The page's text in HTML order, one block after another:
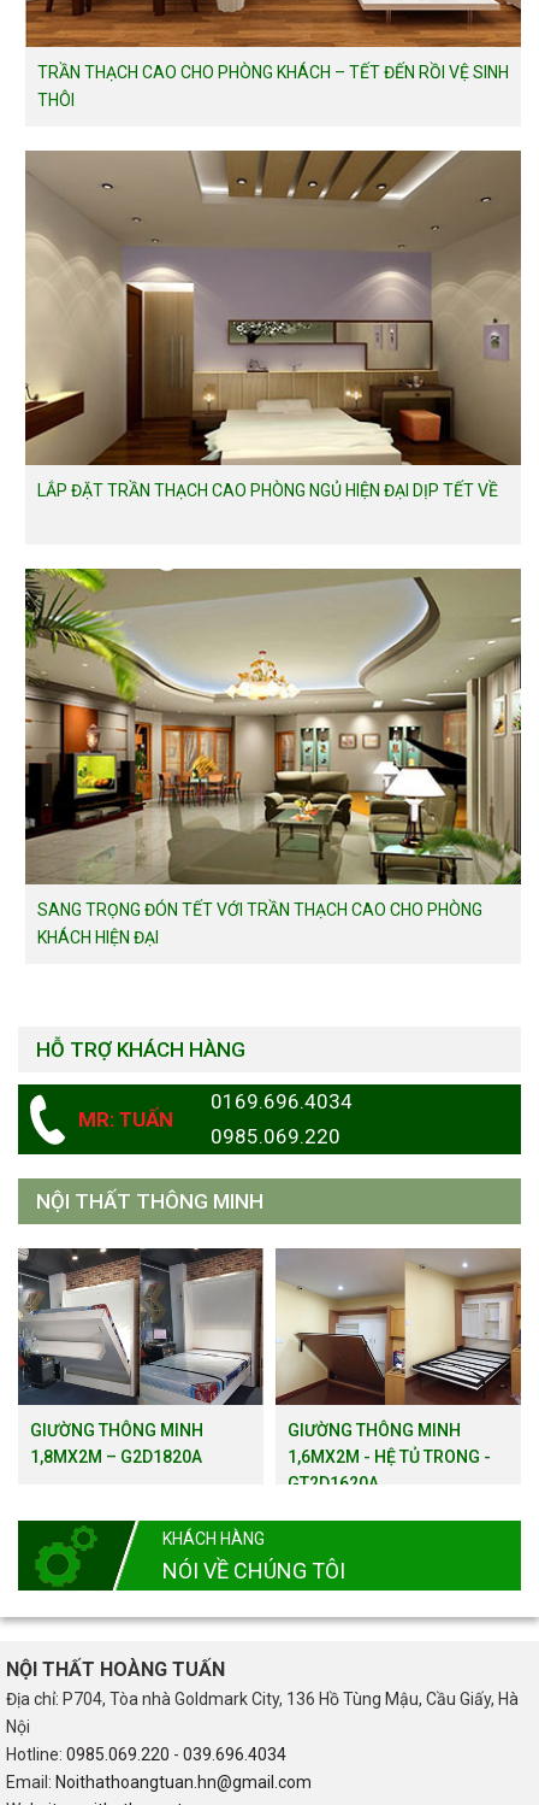
TRẦN THẠCH CAO CHO PHÒNG KHÁCH – TẾT ĐẾN RỒI VỆ SINH
THÔI
LẮP ĐẶT TRẦN THẠCH CAO PHÒNG NGỦ HIỆN ĐẠI DỊP TẾT VỀ
SANG TRỌNG ĐÓN TẾT VỚI TRẦN THẠCH CAO CHO PHÒNG
KHÁCH HIỆN ĐẠI
HỖ TRỢ KHÁCH HÀNG
MR: TUẤN
0169.696.4034
0985.069.220
NỘI THẤT THÔNG MINH
GIƯỜNG THÔNG MINH
1,8MX2M – G2D1820A
GIƯỜNG THÔNG MINH
1,6MX2M - HỆ TỦ TRONG -
GT2D1620A
KHÁCH HÀNG
NÓI VỀ CHÚNG TÔI
NỘI THẤT HOÀNG TUẤN
Địa chỉ: P704, Tòa nhà Goldmark City, 136 Hồ Tùng Mậu, Cầu Giấy, Hà
Nội
Hotline: 0985.069.220 - 039.696.4034
Email: Noithathoangtuan.hn@gmail.com